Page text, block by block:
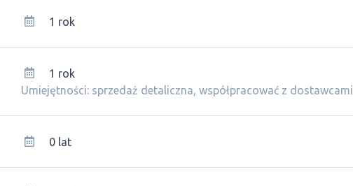
1 rok
1 rok
Umiejętności: sprzedaż detaliczna, współpracować z dostawcami
0 lat